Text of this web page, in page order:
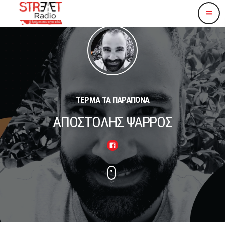
menu
ΤΕΡΜΑ ΤΑ ΠΑΡΑΠΟΝΑ
ΑΠΟΣΤΟΛΗΣ ΨΑΡΡΟΣ